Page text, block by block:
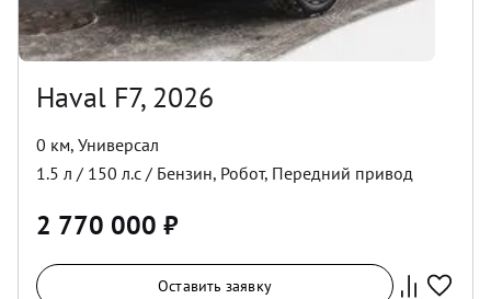
Haval F7, 2026
0 км, Универсал
1.5 л / 150 л.с / Бензин, Робот, Передний привод
2 770 000 ₽
Оставить заявку